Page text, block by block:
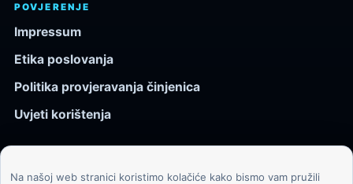
POVJERENJE
Impressum
Etika poslovanja
Politika provjeravanja činjenica
Uvjeti korištenja
Na našoj web stranici koristimo kolačiće kako bismo vam pružili